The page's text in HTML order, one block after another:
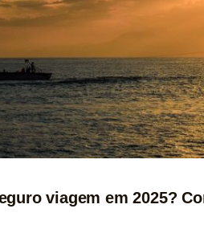
viagem em 2025?